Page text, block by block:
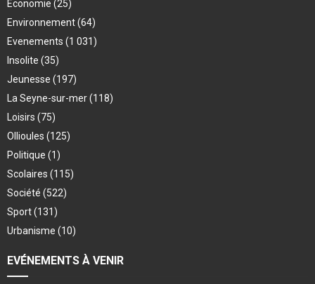
Économie (25)
Environnement(64)
Evenements (1 031)
Insolite (35)
Jeunesse (197)
La Seyne-sur-mer(118)
Loisirs (75)
Ollioules (125)
Politique (1)
Scolaires (115)
Société (522)
Sport(131)
Urbanisme (10)
EVÉNEMENTS À VENIR